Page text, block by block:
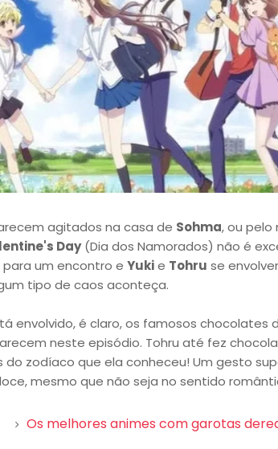
agitados na casa de Sohma, ou pelo
Day(Dia dos Namorados) não é
para um encontro e Yukie Tohru se
tipo de caos aconteça.
envolvido, é claro, os famosos chocolates
neste episódio. Tohru até fez
do zodíaco que ela conheceu! Um gesto
mesmo que não seja no sentido
Os melhores animes com garotas